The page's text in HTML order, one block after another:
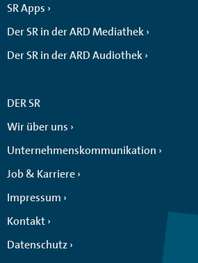
SR Apps
Der SR in der ARD Mediathek
Der SR in der ARD Audiothek
DER SR
Wir über uns
Unternehmenskommunikation
Job & Karriere
Impressum
Kontakt
Datenschutz